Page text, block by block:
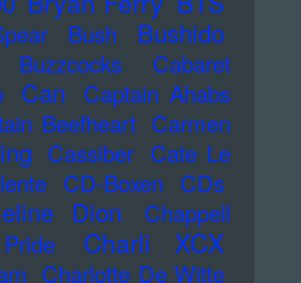
Bush Bushido
Buzzcocks
Cabaret
Can
Captain Ahabs
Beefheart Carmen
Cassiber Cate Le
CD-Boxen
CDs
Dion
Chappell
Charli XCX
Charlotte De Witte